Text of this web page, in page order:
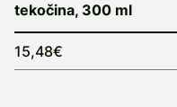
tekočina, 300 ml
15,48€